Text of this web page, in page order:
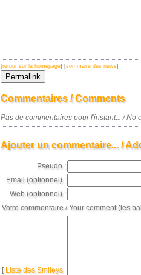
[retour sur la homepage] [sommaire des news]
Commentaires / Comments
Pas de commentaires pour l'instant... / No
Ajouter un commentaire... /
Pseudo :
Email (optionnel) :
Web (optionnel) :
Votre commentaire / Your comment (les
[ Liste des Smileys